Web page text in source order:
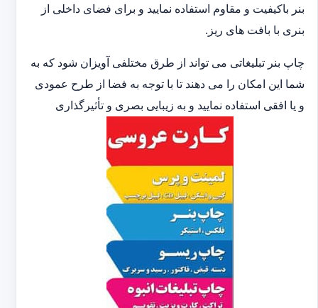
بنر باکیفیت و مقاوم استفاده نمایید و برای فضای داخلی از
بنری با بافت های ریز.
چاپ بنر تبلیغاتی می تواند از طرق مختلفی آویزان شود که به
شما این امکان را می دهند تا با توجه به فضا از طرح عمودی
و یا افقی استفاده نمایید و به زیبایی بصری و تأثیرگذاری